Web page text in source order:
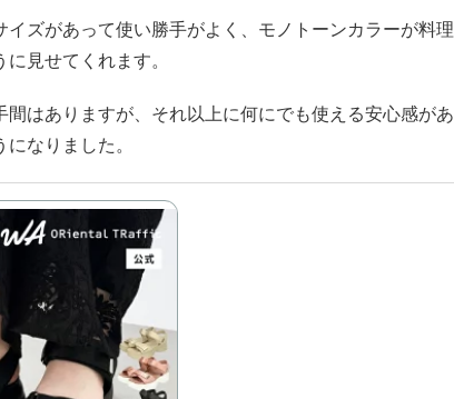
イズがあって使い勝手がよく、モノトーンカラーが料理
見せてくれます。
間はありますが、それ以上に何にでも使える安心感があ
なりました。